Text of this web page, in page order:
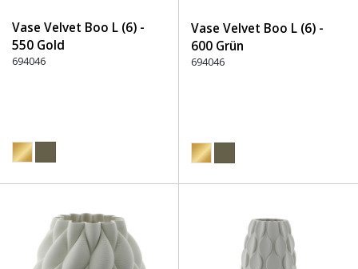
Vase Velvet Boo L (6) -
550 Gold
694046
Vase Velvet Boo L (6) -
600 Grün
694046